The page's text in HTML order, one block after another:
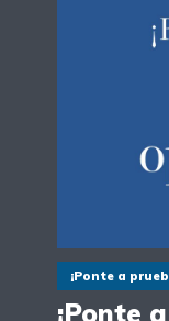
¡Ponte a
¡Ponte